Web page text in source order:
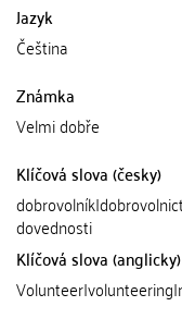
Jazyk
Čeština
Známka
Velmi dobře
Klíčová slova (česky)
dovednosti
Klíčová slova (anglicky)